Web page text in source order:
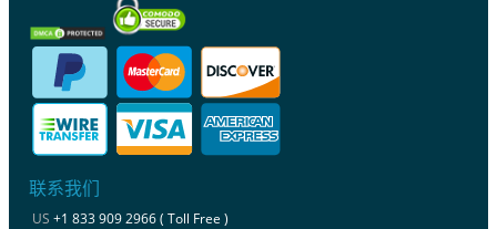
联系我们
US +1 833 909 2966 ( Toll Free )